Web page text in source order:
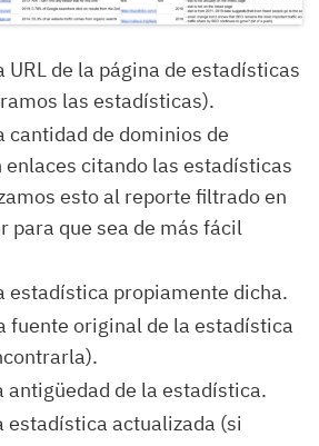
URL de la página de estadísticas
las estadísticas).
cantidad de dominios de
citando las estadísticas
esto al reporte filtrado en
para que sea de más fácil
estadística propiamente dicha.
fuente original de la estadística
antigüedad de la estadística.
estadística actualizada (si